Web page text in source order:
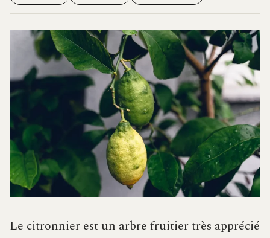
Le citronnier est un arbre fruitier très apprécié